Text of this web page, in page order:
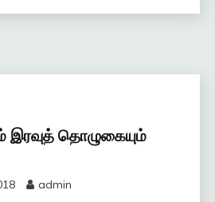
இரவுத் தொழுகையும்
admin